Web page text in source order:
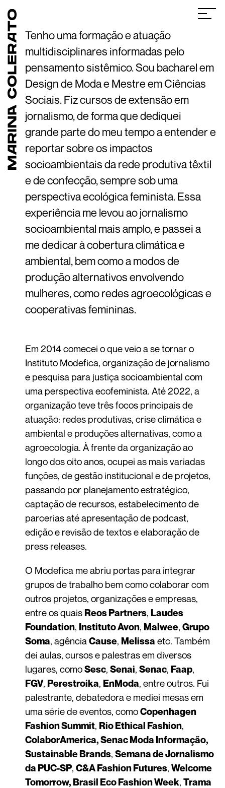
Tenho uma formação e atuação
multidisciplinares informadas pelo
pensamento sistêmico. Sou bacharel em
Design de Moda e Mestre em Ciências
Sociais. Fiz cursos de extensão em
jornalismo, de forma que dediquei
grande parte do meu tempo a entender e
reportar sobre os impactos
socioambientais da rede produtiva têxtil
e de confecção, sempre sob uma
perspectiva ecológica feminista. Essa
experiência me levou ao jornalismo
socioambiental mais amplo, e passei a
me dedicar à cobertura climática e
ambiental, bem como a modos de
produção alternativos envolvendo
mulheres, como redes agroecológicas e
cooperativas femininas.
Em 2014 comecei o que veio a se tornar o
Instituto Modefica, organização de jornalismo
e pesquisa para justiça socioambiental com
uma perspectiva ecofeminista. Até 2022, a
organização teve três focos principais de
atuação: redes produtivas, crise climática e
ambiental e produções alternativas, como a
agroecologia. À frente da organização ao
longo dos oito anos, ocupei as mais variadas
funções, de gestão institucional e de projetos,
passando por planejamento estratégico,
captação de recursos, estabelecimento de
parcerias até apresentação de podcast,
edição e revisão de textos e elaboração de
press releases.
O Modefica me abriu portas para integrar
grupos de trabalho bem como colaborar com
outros projetos, organizações e empresas,
entre os quais Reos Partners, Laudes
Foundation, Instituto Avon, Malwee, Grupo
Soma, agênciaCause, Melissa etc. Também
dei aulas, cursos e palestras em diversos
lugares, comoSesc, Senai, Senac, Faap,
FGV, Perestroika, EnModa, entre outros. Fui
palestrante, debatedora e mediei mesas em
uma série de eventos, comoCopenhagen
Fashion Summit, Rio Ethical Fashion,
ColaborAmerica, Senac Moda Informação,
Sustainable Brands, Semana de Jornalismo
da PUC-SP, C&A Fashion Futures, Welcome
Tomorrow, Brasil Eco Fashion Week, Trama